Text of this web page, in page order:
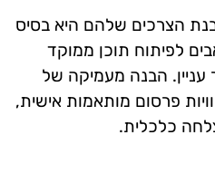
הצרכים שלהם היא בסיס
לפיתוח תוכן ממוקד
עניין. הבנה מעמיקה של
פרסום מותאמות אישית,
כלכלית.